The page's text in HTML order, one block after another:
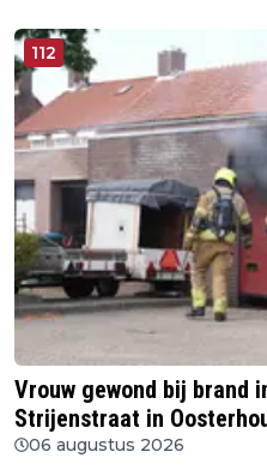
112
Vrouw gewond bij brand
Strijenstraat in
06 augustus 2026